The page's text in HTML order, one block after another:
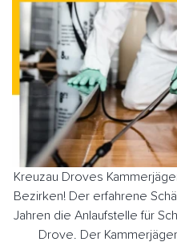
Kreuzau Droves
Bezirken! Der erfahrene
Jahren die Anlaufstelle für
Drove. Der